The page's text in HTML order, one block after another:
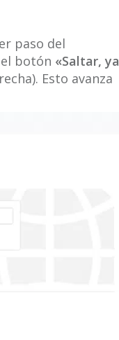
paso del
botón «Saltar, ya
Esto avanza